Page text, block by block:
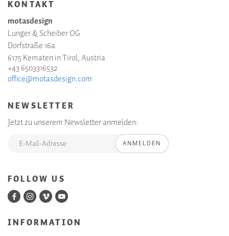
KONTAKT
motasdesign
Lunger & Scheiber OG
Dorfstraße 16a
6175 Kematen in Tirol, Austria
+43 6503316532
office@motasdesign.com
NEWSLETTER
Jetzt zu unserem Newsletter anmelden:
ANMELDEN
FOLLOW US
INFORMATION